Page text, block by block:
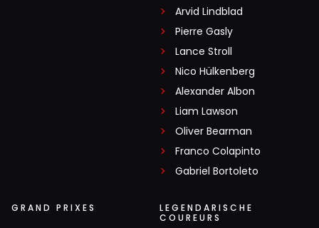
Arvid Lindblad
Pierre Gasly
Lance Stroll
Nico Hülkenberg
Alexander Albon
Liam Lawson
Oliver Bearman
Franco Colapinto
Gabriel Bortoleto
GRAND PRIXES
LEGENDARISCHE
COUREURS